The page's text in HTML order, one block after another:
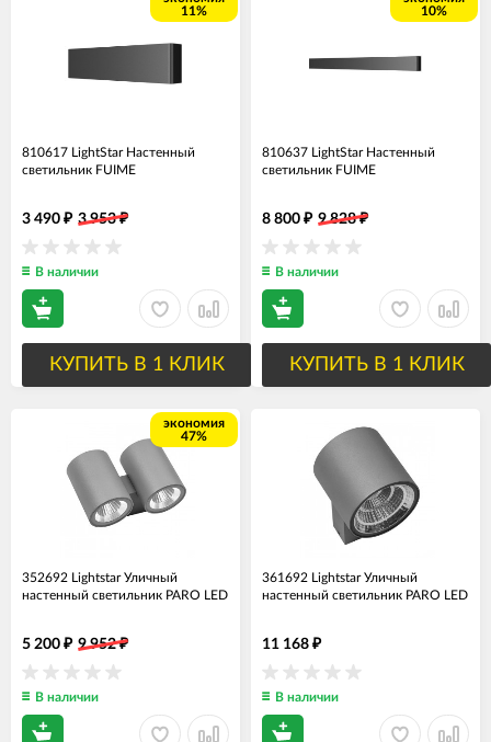
11%
810617 LightStar Настенный
светильник FUIME
3 490 ₽ 3 953₽
В наличии
КУПИТЬ В 1 КЛИК
10%
810637 LightStar Настенный
светильник FUIME
8 800 ₽ 9 828₽
В наличии
КУПИТЬ В 1 КЛИК
экономия
47%
352692 Lightstar Уличный
настенный светильник PARO LED
5 200 ₽ 9 952₽
В наличии
361692 Lightstar Уличный
настенный светильник PARO LED
11 168 ₽
В наличии